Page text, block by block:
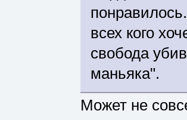
всех кого
свобода
маньяка".
Может не